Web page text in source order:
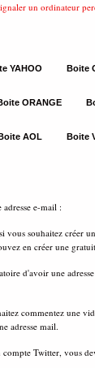
un ordinateur
YAHOO Boite
ORANGE
Boite AOL Boite
adresse e-mail :
vous souhaitez créer
en créer une
d'avoir une
commentez une
adresse mail.
Twitter, vous